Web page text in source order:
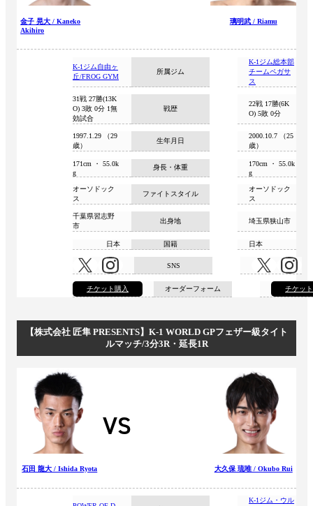
金子 晃大 / Kaneko
Akihiro
璃明武 / Riamu
所属ジム
K-1ジム自由ヶ
丘/FROG GYM
K-1ジム総本部
チームペガサ
ス
戦歴
31戦 27勝(13K
O) 3敗 0分 1無
効試合
22戦 17勝(6K
O) 5敗 0分
生年月日
1997.1.29 （29
歳）
2000.10.7 （25
歳）
身長・体重
171cm ・ 55.0k
g
170cm ・ 55.0k
g
ファイトスタイル
オーソドック
ス
オーソドック
ス
出身地
千葉県習志野
市
埼玉県狭山市
国籍
日本 日本
SNS
オーダーフォーム
チケット購入 チケッ
【株式会社 匠隼 PRESENTS】K-1 WORLD GPフェザー級タイト
ルマッチ/3分3R・延長1R
石田 龍大 / Ishida Ryota
VS
大久保 琉唯 / Okubo Rui
K-1ジム・ウル